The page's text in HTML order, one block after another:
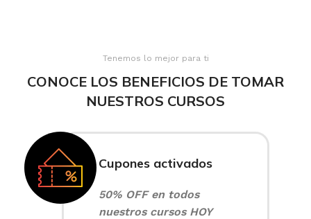
Tenemos lo mejor para ti
CONOCE LOS BENEFICIOS DE TOMAR
NUESTROS CURSOS
Cupones activados
50% OFF en todos
nuestros cursos HOY